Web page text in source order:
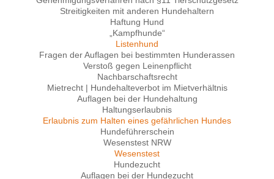
Streitigkeiten mit anderen Hundehaltern
Haftung Hund
„Kampfhunde“
Listenhund
Fragen der Auflagen bei bestimmten Hunderassen
Verstoß gegen Leinenpflicht
Nachbarschaftsrecht
Mietrecht | Hundehalteverbot im Mietverhältnis
Auflagen bei der Hundehaltung
Haltungserlaubnis
Erlaubnis zum Halten eines gefährlichen Hundes
Hundeführerschein
Wesenstest NRW
Wesenstest
Hundezucht
Auflagen bei der Hundezucht